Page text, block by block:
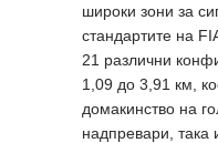
широки зони за
стандартите на
21 различни
1,09 до 3,91 км,
домакинство на
надпревари, така